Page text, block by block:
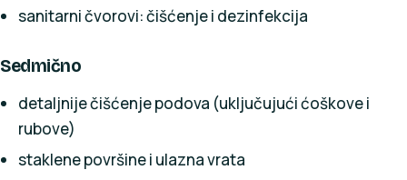
sanitarni čvorovi: čišćenje i dezinfekcija
Sedmično
detaljnije čišćenje podova (uključujući ćoškove i
rubove)
staklene površine i ulazna vrata